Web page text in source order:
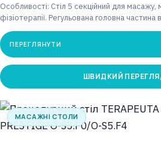
Особливості: Стіл 5 секційний для масажу,
фізіотерапії. Регульована головна
ПЕРЕГЛЯНУТИ
ШВИДКИЙ
МАСАЖНІ СТОЛИ